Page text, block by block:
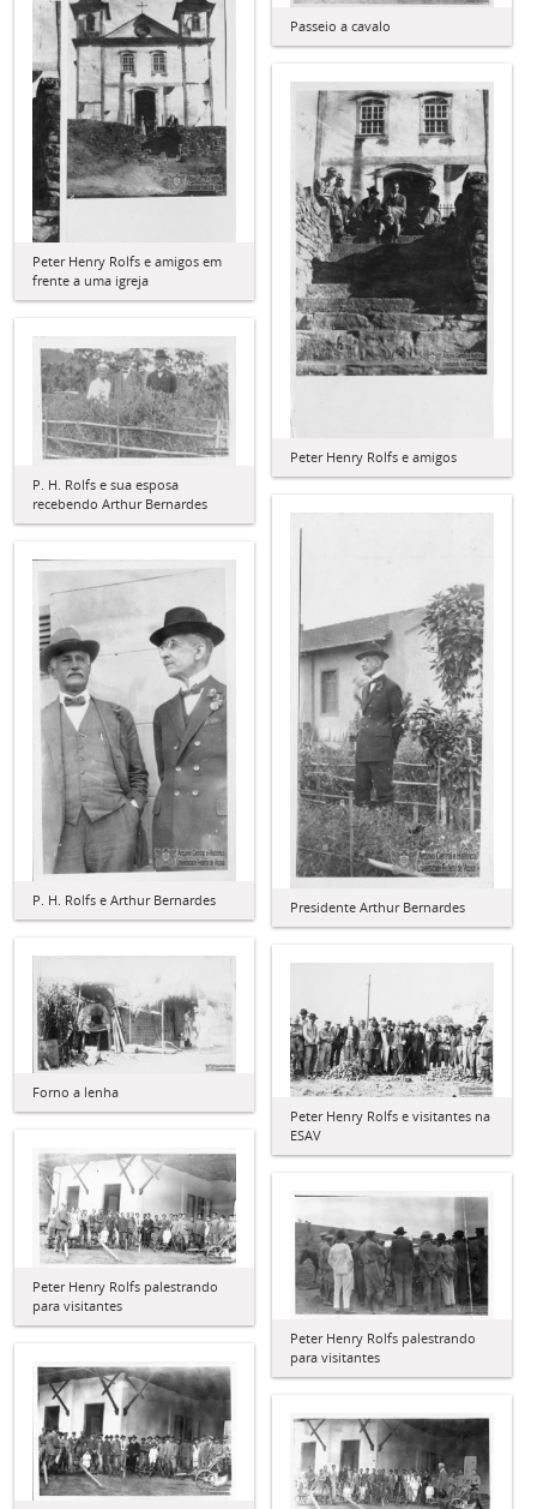
Passeio a cavalo
Peter Henry Rolfs e amigos em
frente a uma igreja
Peter Henry Rolfs e amigos
P. H. Rolfs e sua esposa
recebendo Arthur Bernardes
Presidente Arthur Bernardes
P. H. Rolfs e Arthur Bernardes
Forno a lenha
Peter Henry Rolfs e visitantes na
ESAV
Peter Henry Rolfs palestrando
para visitantes
Peter Henry Rolfs palestrando
para visitantes